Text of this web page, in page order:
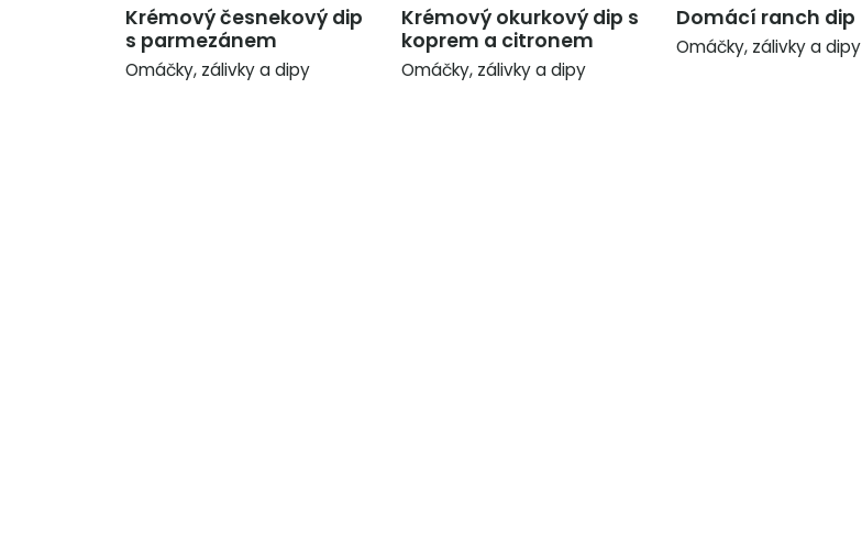
Krémový česnekový dip
s parmezánem
Omáčky, zálivky a dipy
Krémový okurkový dip s
koprem a citronem
Omáčky, zálivky a dipy
Domácí ranch dip
Omáčky, zálivky a dipy